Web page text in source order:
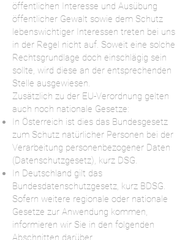
öffentlichen Interesse und Ausübung
öffentlicher Gewalt sowie dem Schutz
lebenswichtiger Interessen treten bei uns
in der Regel nicht auf. Soweit eine solche
Rechtsgrundlage doch einschlägig sein
sollte, wird diese an der entsprechenden
Stelle ausgewiesen.
Zusätzlich zu der EU-Verordnung gelten
auch noch nationale Gesetze:
In Österreich ist dies das Bundesgesetz
zum Schutz natürlicher Personen bei der
Verarbeitung personenbezogener Daten
(Datenschutzgesetz), kurz DSG.
In Deutschland gilt das
Bundesdatenschutzgesetz, kurz BDSG.
Sofern weitere regionale oder nationale
Gesetze zur Anwendung kommen,
informieren wir Sie in den folgenden
Abschnitten darüber.